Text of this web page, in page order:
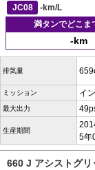
JC08
-km/L
満タンでどこま
-km
排気量
ミッション イ
最大出力
生産期間
5年
660 J アシストグ